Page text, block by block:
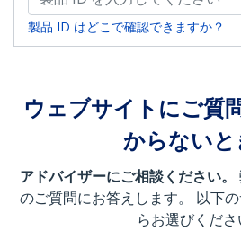
製品 ID はどこで確認できますか？
ウェブサイトにご質
からない
アドバイザーにご相談ください。
のご質問にお答えします。 以下
らお選びくださ